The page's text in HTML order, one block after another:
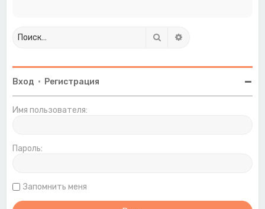
Поиск
Вход • Регистрация
Имя пользователя:
Пароль:
Запомнить меня